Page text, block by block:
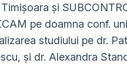
și
pe doamna conf.
studiului pe dr.
și dr. Alexandra